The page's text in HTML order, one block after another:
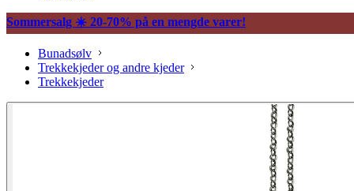
Sommersalg ☀️ 20-70% på en mengde varer!
Bunadsølv
Trekkekjeder og andre kjeder
Trekkekjeder